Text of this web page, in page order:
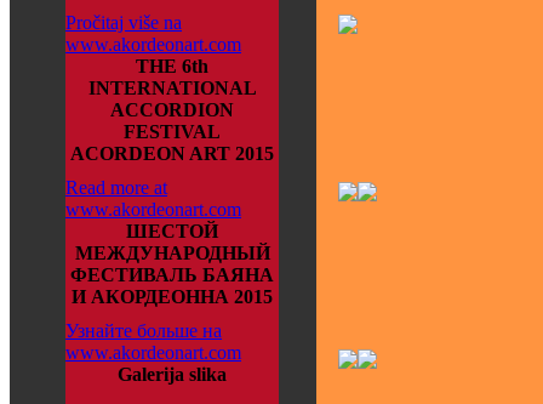
Pročitaj više na
www.akordeonart.com
THE 6th
INTERNATIONAL
ACCORDION
FESTIVAL
ACORDEON ART 2015
Read more at
www.akordeonart.com
ШЕСТОЙ
МЕЖДУНАРОДНЫЙ
ФЕСТИВАЛЬ БАЯНА
И АКОРДЕОННА 2015
Узнайте больше на
www.akordeonart.com
Galerija slika